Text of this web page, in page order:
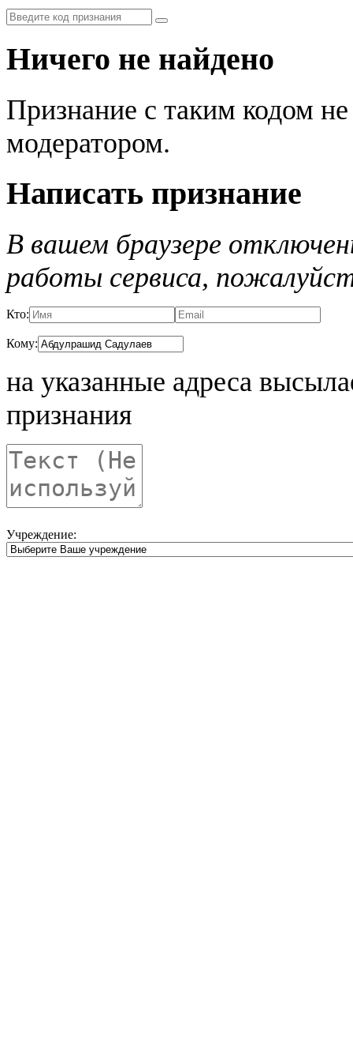
Ничего не найдено
Признание с таким кодом
модератором.
Написать признание
В вашем браузере
работы сервиса,
Кто:
Кому:
на указанные адреса
признания
Учреждение: